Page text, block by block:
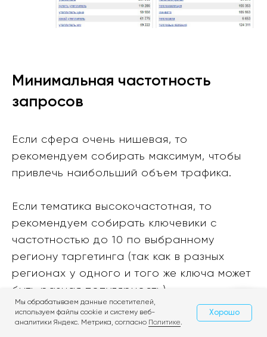
Минимальная частотность
запросов
Если сфера очень нишевая, то
рекомендуем собирать максимум, чтобы
привлечь наибольший объем трафика.
Если тематика высокочастотная, то
рекомендуем собирать ключевики с
частотностью до 10 по выбранному
региону таргетинга (так как в разных
регионах у одного и того же ключа может
быть разная популярность).
Свяжитесь с нами
Мы обрабатываем данные посетителей,
используем файлы cookie и систему веб-
аналитики Яндекс. Метрика, согласно Политике.
Хорошо